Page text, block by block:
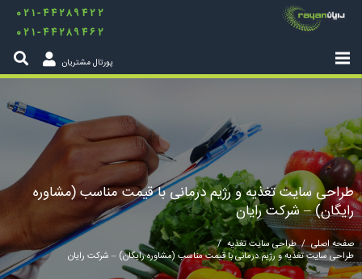
۰۲۱-۴۴۲۸۹۴۲۲
۰۲۱-۴۴۲۸۹۴۶۲
پورتال مشتریان
طراحی سایت تغذیه و رژیم درمانی با قیمت مناسب (مشاوره
رایگان) – شرکت رایان
صفحه اصلی / طراحی سایت تغذیه /
طراحی سایت تغذیه و رژیم درمانی با قیمت مناسب (مشاوره رایگان) – شرکت رایان